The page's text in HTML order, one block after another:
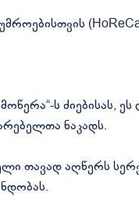
ს ძიებისას,
ნაკადს.
თავად აღწერს